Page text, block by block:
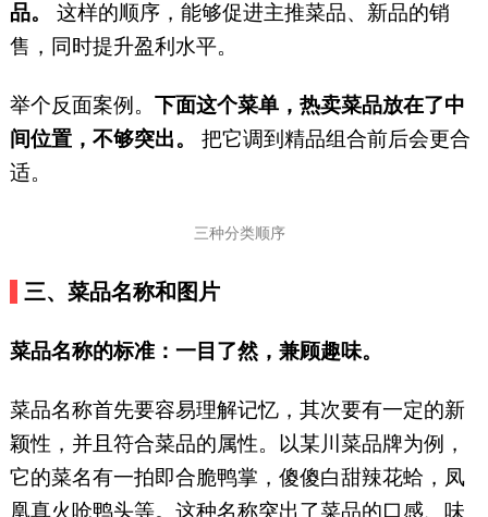
品。 这样的顺序，能够促进主推菜品、新品的销
售，同时提升盈利水平。
举个反面案例。 下面这个菜单，热卖菜品放在了中
间位置，不够突出。 把它调到精品组合前后会更合
适。
三种分类顺序
三、菜品名称和图片
菜品名称的标准：一目了然，兼顾趣味。
菜品名称首先要容易理解记忆，其次要有一定的新
颖性，并且符合菜品的属性。以某川菜品牌为例，
它的菜名有一拍即合脆鸭掌，傻傻白甜辣花蛤，凤
凰真火呛鸭头等。这种名称突出了菜品的口感、味